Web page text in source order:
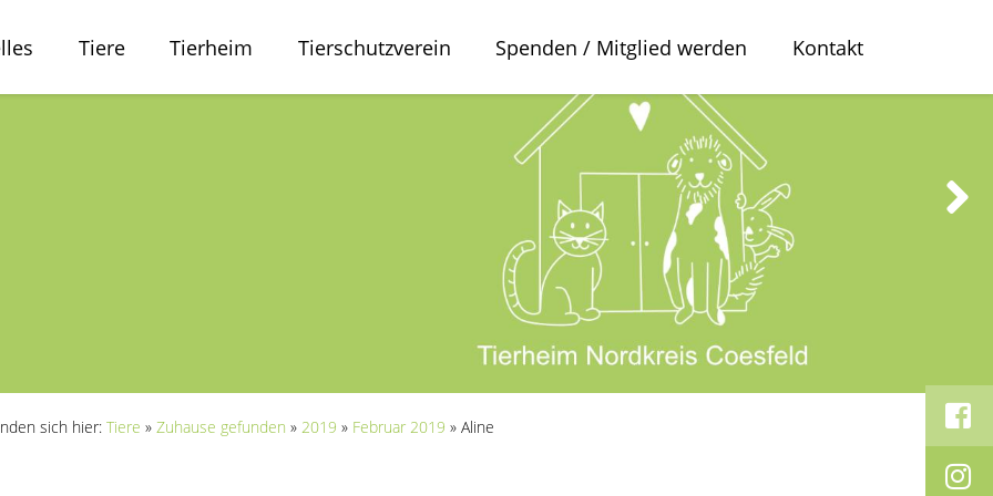
Tiere Tierheim Tierschutzverein Spenden / Mitglied werden Kontakt
sich hier: Tiere » Zuhause gefunden » 2019 » Februar 2019 » Aline